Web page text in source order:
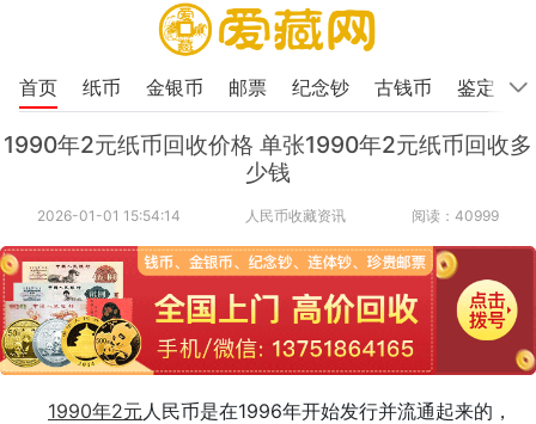
首页 纸币 金银币 邮票 纪念钞 古钱币 鉴定
1990年2元纸币回收价格 单张1990年2元纸币回收多
少钱
2026-01-01 15:54:14 人民币收藏资讯 阅读：40999
1990年2元 人民币是在1996年开始发行并流通起来的，